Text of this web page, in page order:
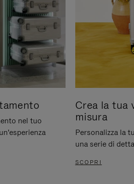
nel tuo
Crea la tua
misura
Personalizza la
una serie di
SCOPRI